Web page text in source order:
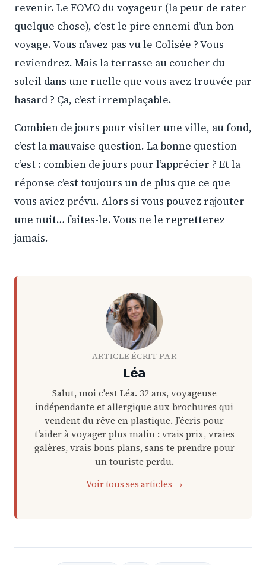
revenir. Le FOMO du voyageur (la peur de rater
quelque chose), c’est le pire ennemi d’un bon
voyage. Vous n’avez pas vu le Colisée ? Vous
reviendrez. Mais la terrasse au coucher du
soleil dans une ruelle que vous avez trouvée par
hasard ? Ça, c’est irremplaçable.
Combien de jours pour visiter une ville, au fond,
c’est la mauvaise question. La bonne question
c’est : combien de jours pour l’apprécier ? Et la
réponse c’est toujours un de plus que ce que
vous aviez prévu. Alors si vous pouvez rajouter
une nuit… faites-le. Vous ne le regretterez
jamais.
ARTICLE ÉCRIT PAR
Léa
Salut, moi c'est Léa. 32 ans, voyageuse
indépendante et allergique aux brochures qui
vendent du rêve en plastique. J’écris pour
t’aider à voyager plus malin : vrais prix, vraies
galères, vrais bons plans, sans te prendre pour
un touriste perdu.
Voir tous ses articles →